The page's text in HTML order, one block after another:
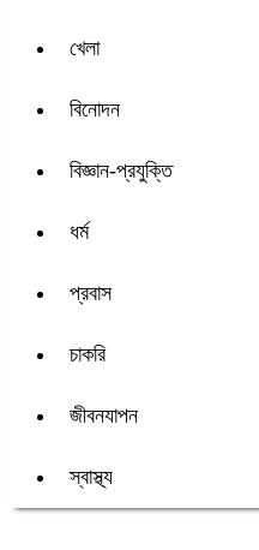
খেলা
বিনোদন
বিজ্ঞান-প্রযুক্তি
ধর্ম
প্রবাস
চাকরি
জীবনযাপন
স্বাস্থ্য